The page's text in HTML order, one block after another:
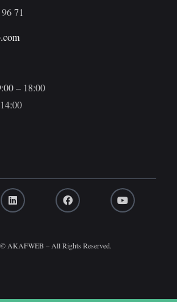
71
– 18:00
AKAFWEB – All Rights Reserved.